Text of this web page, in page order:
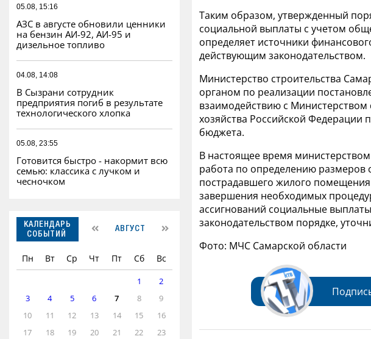
05.08, 15:16
АЗС в августе обновили ценники
на бензин АИ-92, АИ-95 и
дизельное топливо
04.08, 14:08
В Сызрани сотрудник
предприятия погиб в результате
технологического хлопка
05.08, 23:55
Готовится быстро - накормит всю
семью: классика с лучком и
чесночком
КАЛЕНДАРЬ
СОБЫТИЙ
АВГУСТ
Пн Вт Ср Чт Пт Сб Вс
1
2
3
4 5 6 7 8
9
10
11 12 13 14 15
16
17
18 19 20 21 22 23
Таким образом, утвержденный
социальной выплаты с учетом
определяет источники
действующим законодательством.
Министерство строительства
органом по реализации
взаимодействию с
хозяйства Российской Федерации
бюджета.
В настоящее время
работа по определению размеров
пострадавшего жилого
завершения необходимых
ассигнований социальные
законодательством порядке,
Фото: МЧС Самарской области